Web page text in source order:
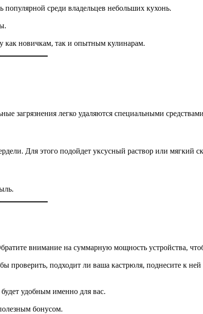
среди владельцев небольших кухонь.
как новичкам, так и опытным кулинарам.
загрязнения легко удаляются специальными
Для этого подойдет уксусный раствор или мягкий
внимание на суммарную мощность устройства,
подходит ли ваша кастрюля, поднесите к ней
удобным именно для вас.
бонусом.